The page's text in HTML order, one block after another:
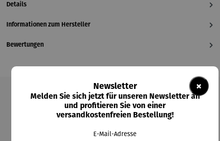
Details
Informationen zum Hersteller
Bewertungen
Produktgalerie überspringen
×
Newsletter
Melden Sie sich jetzt für unseren Newsletter an
und profitieren Sie von einer
versandkostenfreien Bestellung!
E-Mail-Adresse